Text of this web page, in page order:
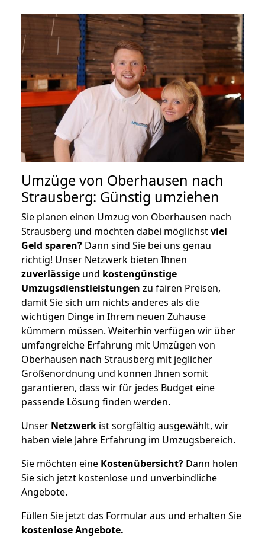
Umzüge von Oberhausen nach
Strausberg: Günstig umziehen
Sie planen einen Umzug von Oberhausen nach
Strausberg und möchten dabei möglichstviel
Geld sparen? Dann sind Sie bei uns genau
richtig! Unser Netzwerk bieten Ihnen
zuverlässige und kostengünstige
Umzugsdienstleistungen zu fairen Preisen,
damit Sie sich um nichts anderes als die
wichtigen Dinge in Ihrem neuen Zuhause
kümmern müssen. Weiterhin verfügen wir über
umfangreiche Erfahrung mit Umzügen von
Oberhausen nach Strausberg mit jeglicher
Größenordnung und können Ihnen somit
garantieren, dass wir für jedes Budget eine
passende Lösung finden werden.
Unser Netzwerk ist sorgfältig ausgewählt, wir
haben viele Jahre Erfahrung im Umzugsbereich.
Sie möchten eine Kostenübersicht? Dann holen
Sie sich jetzt kostenlose und unverbindliche
Angebote.
Füllen Sie jetzt das Formular aus und erhalten Sie
kostenloseAngebote.